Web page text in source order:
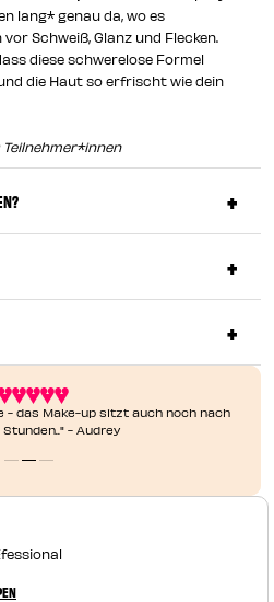
lang* genau da, wo es
Schweiß, Glanz und Flecken.
diese schwerelose Formel
die Haut so erfrischt wie dein
- das Make-up sitzt auch noch nach
- Audrey